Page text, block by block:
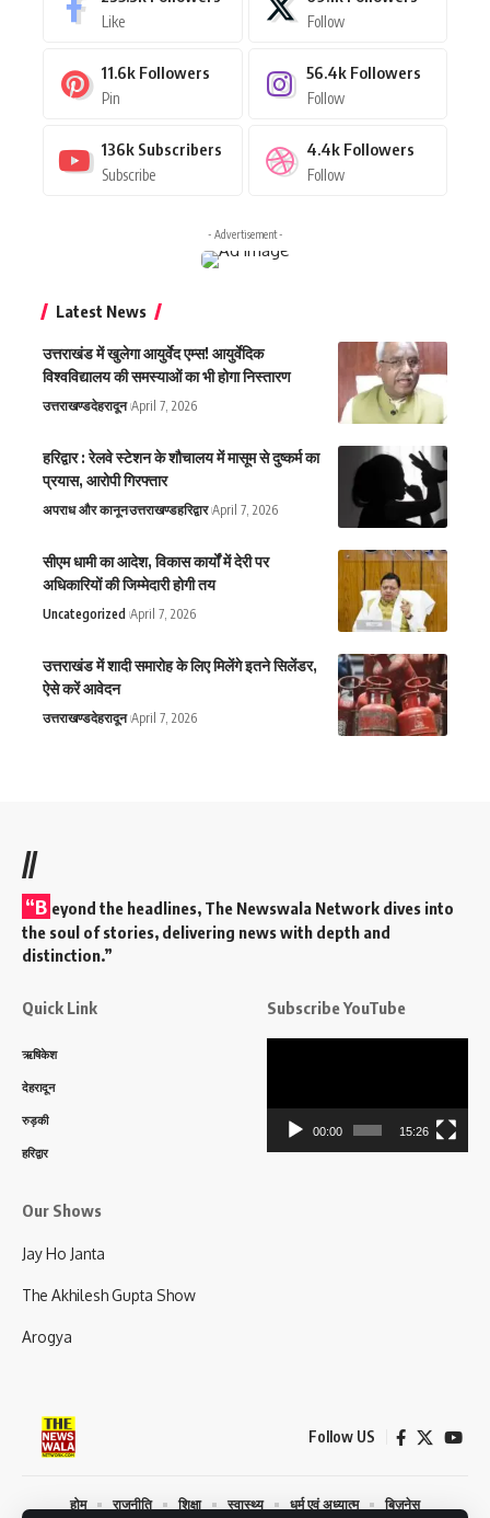
Like Follow
11.6k Followers
Pin
56.4k Followers
Follow
136k Subscribers
Subscribe
4.4k Followers
Follow
- Advertisement -
Latest News
उत्तराखंड में खुलेगा आयुर्वेद एम्स! आयुर्वेदिक
विश्वविद्यालय की समस्याओं का भी होगा निस्तारण
उत्तराखण्डदेहरादून April 7, 2026
हरिद्वार : रेलवे स्टेशन के शौचालय में मासूम से दुष्कर्म का
प्रयास, आरोपी गिरफ्तार
अपराध और कानूनउत्तराखण्डहरिद्वार April 7, 2026
सीएम धामी का आदेश, विकास कार्यों में देरी पर
अधिकारियों की जिम्मेदारी होगी तय
Uncategorized April 7, 2026
उत्तराखंड में शादी समारोह के लिए मिलेंगे इतने सिलेंडर,
ऐसे करें आवेदन
उत्तराखण्डदेहरादून April 7, 2026
//
“B eyond the headlines, The Newswala Network dives into
the soul of stories, delivering news with depth and
distinction.”
Quick Link
ऋषिकेश
देहरादून
रुड़की
हरिद्वार
Subscribe YouTube
00:00 15:26
Our Shows
Jay Ho Janta
The Akhilesh Gupta Show
Arogya
Follow US
होम राजनीति शिक्षा स्वास्थ्य धर्म एवं अध्यात्म बिज़नेस